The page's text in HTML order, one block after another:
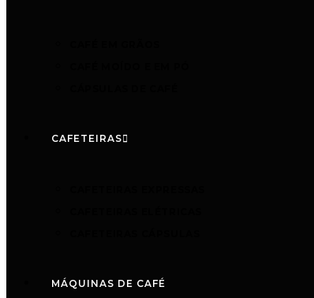
CAFETEIRAS
MÁQUINAS DE CAFÉ